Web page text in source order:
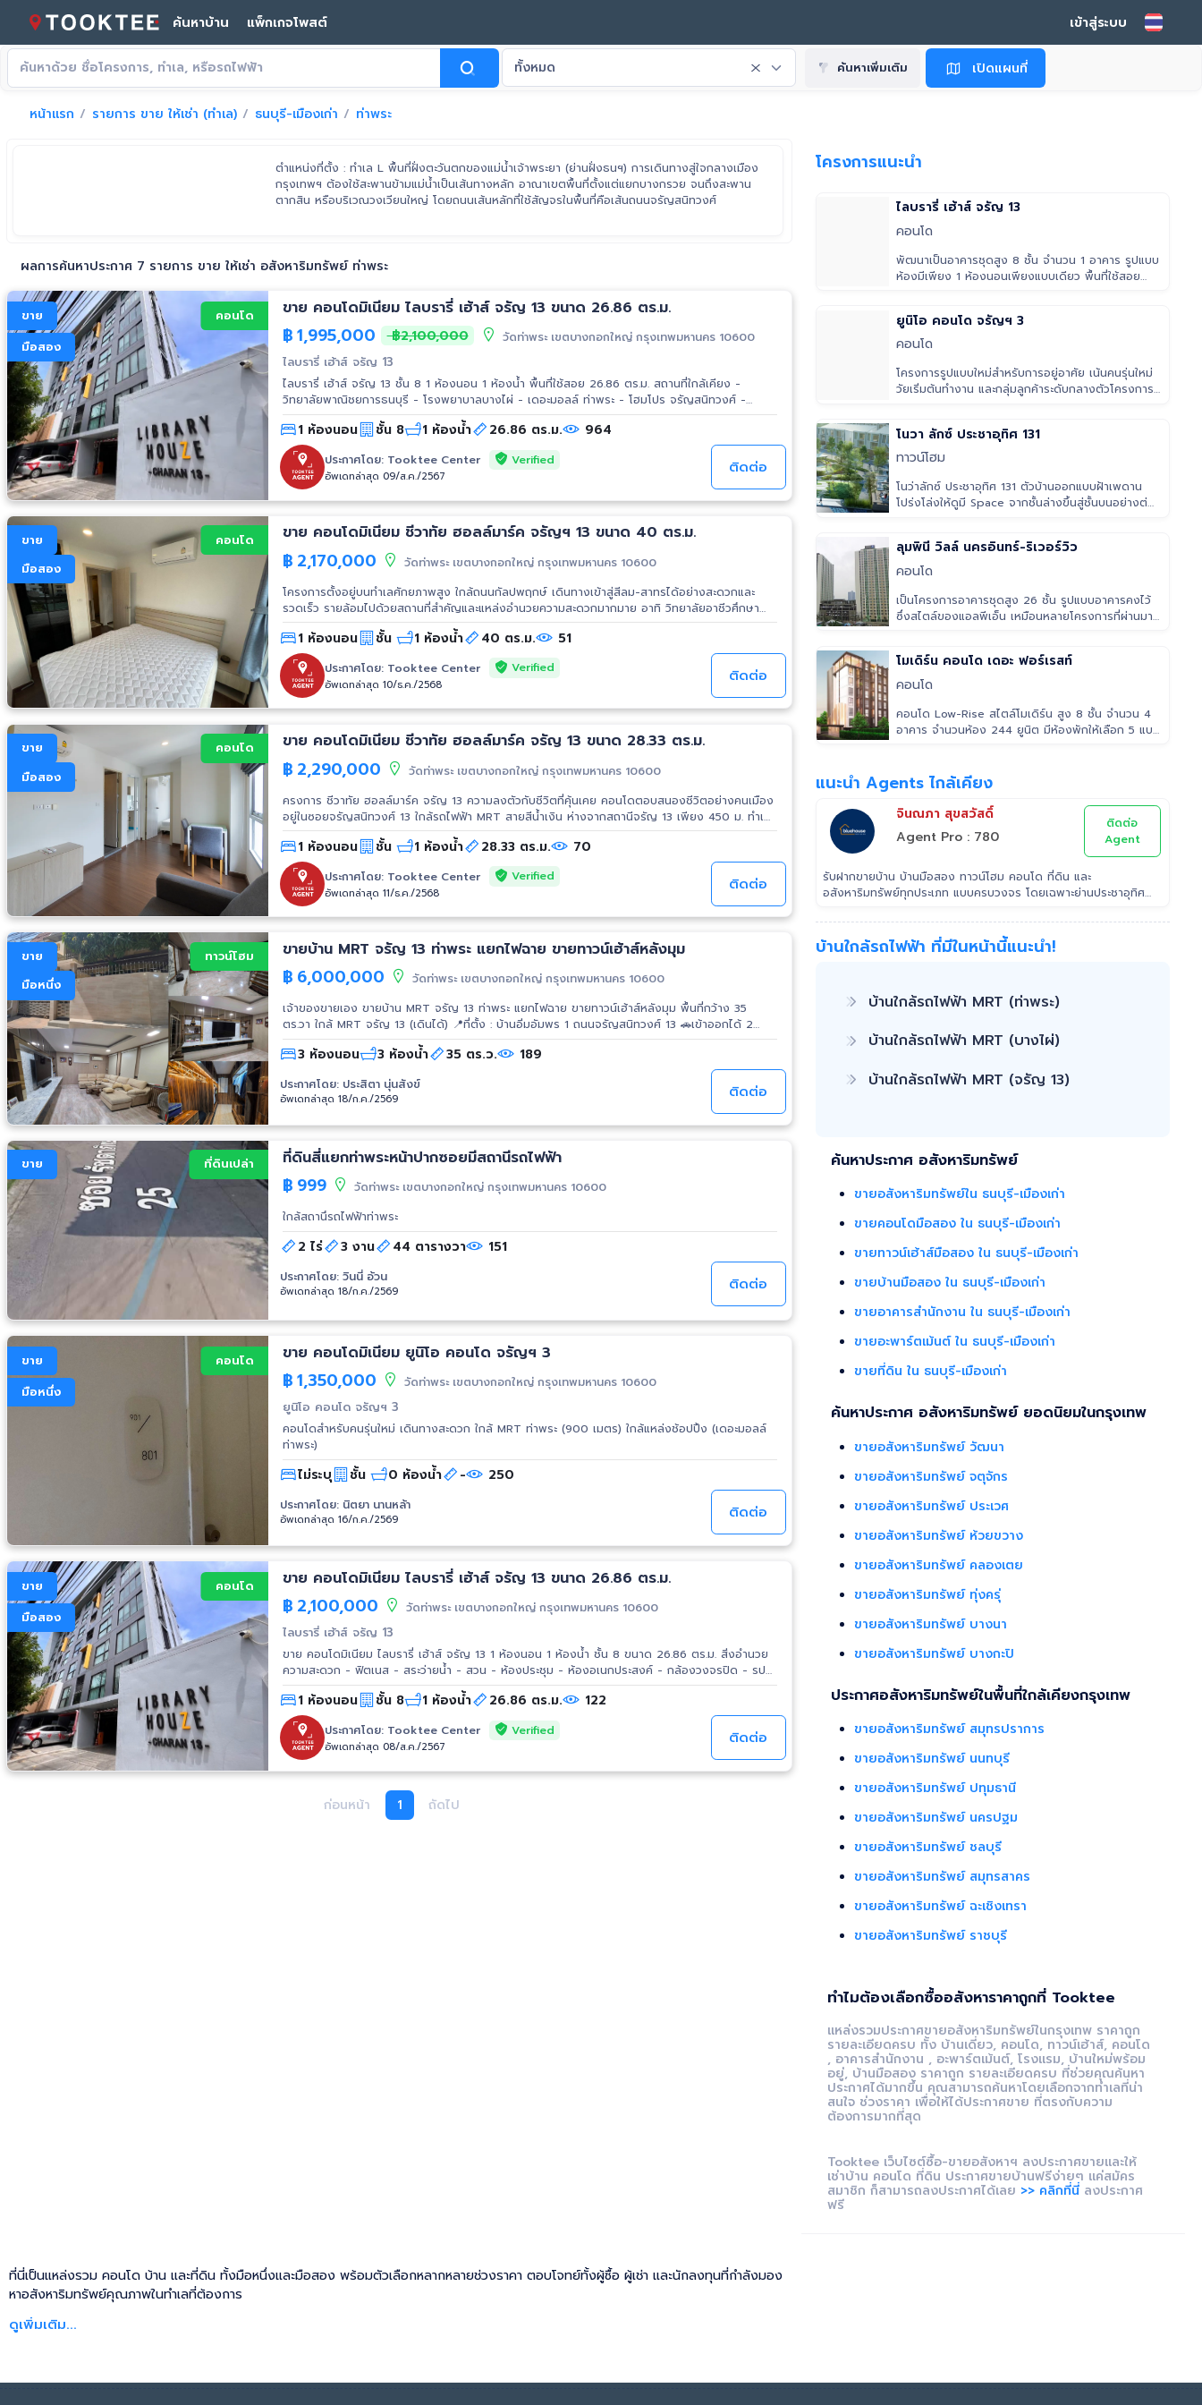
ค้นหาบ้าน แพ็กเกจโพสต์ เข้าสู่ระบบ
ทั้งหมด ค้นหาเพิ่มเติม เปิดแผนที่
หน้าแรก รายการ ขาย ให้เช่า (ทำเล) ธนบุรี-เมืองเก่า ท่าพระ
ตำแหน่งที่ตั้ง : ทำเล L พื้นที่ฝั่งตะวันตกของแม่น้ำเจ้าพระยา (ย่านฝั่งธนฯ) การเดินทางสู่ใจกลางเมือง
กรุงเทพฯ ต้องใช้สะพานข้ามแม่น้ำเป็นเส้นทางหลัก อาณาเขตพื้นที่ตั้งแต่แยกบางกรวย จนถึงสะพาน
ตากสิน หรือบริเวณวงเวียนใหญ่ โดยถนนเส้นหลักที่ใช้สัญจรในพื้นที่คือเส้นถนนจรัญสนิทวงศ์
ผลการค้นหาประกาศ 7 รายการ ขาย ให้เช่า อสังหาริมทรัพย์ ท่าพระ
ขาย
มือสอง
คอนโด ขาย คอนโดมิเนียม ไลบรารี่ เฮ้าส์ จรัญ 13 ขนาด 26.86 ตร.ม.
฿1,995,000 ฿2,100,000 วัดท่าพระ เขตบางกอกใหญ่ กรุงเทพมหานคร 10600
ไลบรารี่ เฮ้าส์ จรัญ 13
ไลบรารี่ เฮ้าส์ จรัญ 13 ชั้น 8 1 ห้องนอน 1 ห้องน้ำ พื้นที่ใช้สอย 26.86 ตร.ม. สถานที่ใกล้เคียง -
วิทยาลัยพาณิชยการธนบุรี - โรงพยาบาลบางไผ่ - เดอะมอลล์ ท่าพระ - โฮมโปร จรัญสนิทวงศ์ -
สถานีรถไฟฟ้า MRT จรัญ 13 - ตลาดนัด วัดหลัง
1 ห้องนอน ชั้น 8 1 ห้องน้ำ 26.86 ตร.ม. 964
ประกาศโดย: Tooktee Center Verified
อัพเดทล่าสุด 09/ส.ค./2567 ติดต่อ
ขาย
มือสอง
คอนโด ขาย คอนโดมิเนียม ชีวาทัย ฮอลล์มาร์ค จรัญฯ 13 ขนาด 40 ตร.ม.
฿ 2,170,000
วัดท่าพระ เขตบางกอกใหญ่ กรุงเทพมหานคร 10600
โครงการตั้งอยู่บนทำเลศักยภาพสูง ใกล้ถนนกัลปพฤกษ์ เดินทางเข้าสู่สีลม-สาทรได้อย่างสะดวกและ
รวดเร็ว รายล้อมไปด้วยสถานที่สำคัญและแหล่งอำนวยความสะดวกมากมาย อาทิ วิทยาลัยอาชีวศึกษา
ธนบุรี โรงพยาบาลพญาไท 3 เซ็นทรัล ปิ่นเกล้า เดอะมอลล์ ท่าพระ และแม็คโคร จรัญสนิทวงศ์
1 ห้องนอน ชั้น 1 ห้องน้ำ 40 ตร.ม. 51
ประกาศโดย: Tooktee Center Verified
อัพเดทล่าสุด 10/ธ.ค./2568 ติดต่อ
ขาย
มือสอง
คอนโด ขาย คอนโดมิเนียม ชีวาทัย ฮอลล์มาร์ค จรัญ 13 ขนาด 28.33 ตร.ม.
฿ 2,290,000
วัดท่าพระ เขตบางกอกใหญ่ กรุงเทพมหานคร 10600
ครงการ ชีวาทัย ฮอลล์มาร์ค จรัญ 13 ความลงตัวกับชีวิตที่คุ้นเคย คอนโดตอบสนองชีวิตอย่างคนเมือง
อยู่ในซอยจรัญสนิทวงศ์ 13 ใกล้รถไฟฟ้า MRT สายสีน้ำเงิน ห่างจากสถานีจรัญ 13 เพียง 450 ม. ทำเล
บนถนนจรัญสนิทวงศ์ กินอยู่หาซื้อของใช้จำเป็นใกล้บ้านได้สะดวก และสามารถเดินทางเข้าเมืองโดย
รถไฟฟ้าได้อย่างง่ายดาย เพียง 9 สถานี ฟังก์ชั่นภายในห้อง • ห้องมุม ระเบียงหันทางทิศตะวันตก •
ห้อง 399/147 ชั้น 7 • ห้องขนาด 28.33 ตร.ม • 1 ห้องนอน • 1 ห้องน้ำ • 1 ห้องรับแขก การตกแต่ง •
เคาเตอร์ครัว • เตาไฟฟ้า • แอร์ 2 ตัว สิ่งที่อำนวยความสะดวก • สระว่ายน้ำ • ฟิตเนส • Co-Working
Sapace • Library Room • Kids Room • เข้า-ออก ระบบ Key Card • Digital door lock • กล้อง
วิทยาลัยเทคโนโลยีสยาม • รร.ไชยฉิมพลีวิทยาคม • รร.ตรีมิตรวิทยา • มหาวิทยาลัยสยาม • รพ.อินเตอร์
เมด • รพ.วิชัยเวช แยกไฟฉาย • รพ.พญาไท 3 • รพ.เพชรเกษม 2 • รพ.เกษมราษฎร์ บางแค การเดิน
ทาง • MRT สถานีจรัญฯ 13 • BRT ราชพฤกษ์ • BTS สถานีตลาดพลู
1 ห้องนอน ชั้น 1 ห้องน้ำ 28.33 ตร.ม. 70
ประกาศโดย: Tooktee Center Verified
อัพเดทล่าสุด 11/ธ.ค./2568 ติดต่อ
ขาย
มือหนึ่ง
ทาวน์โฮม ขายบ้าน MRT จรัญ 13 ท่าพระ แยกไฟฉาย ขายทาวน์เฮ้าส์หลังมุม
฿ 6,000,000
วัดท่าพระ เขตบางกอกใหญ่ กรุงเทพมหานคร 10600
เจ้าของขายเอง ขายบ้าน MRT จรัญ 13 ท่าพระ แยกไฟฉาย ขายทาวน์เฮ้าส์หลังมุม พื้นที่กว้าง 35
ตร.วา ใกล้ MRT จรัญ 13 (เดินได้) 📍ที่ตั้ง : บ้านอิ่มอัมพร 1 ถนนจรัญสนิทวงศ์ 13 🚗เข้าออกได้ 2
ทาง จรัญ 13,11 🩵ขนาดพื้นที่ 35 ตารางวา 🩵พื้นที่ใช้สอย 120 ตารางเมตร 💚รายละเอียด -3 ห้อง
นอน -3 ห้องน้ำ -1 ห้องนั่งเล่น -1 ห้อง Walk-in Closet -ครัวฝรั่ง -ระเบียงกว้าง -จอดรถในบ้านได้ 1
คัน -บ้านหลังมุม พื้นที่เยอะ โปร่งโล่ง -รีโนเวทใหม่ + บิ้วอินทั้งหลัง พร้อมเข้าอยู่ทันที 💙สถานที่ใกล้
เคียง 💙การเดินทาง -ใกล้ รถไฟฟ้า MRT สายสีน้ำเงิน สถานี MRT จรัญ 13 (เดินได้) -มหาวิทยาลัย
สยาม -โรงเรียนวัดท่าพระ -โรงเรียนศึกษานารี -เดอะมอลล์ ท่าพระ -ตลาดพลู -ตลาดวัดท่าพระ -โรง
089-766-9271 ❤️Line ID: sukitsukit
3 ห้องนอน 3 ห้องน้ำ 35 ตร.ว. 189
ประกาศโดย: ประสิตา นุ่นสังข์
อัพเดทล่าสุด 18/ก.ค./2569 ติดต่อ
ขาย ที่ดินเปล่า ที่ดินสี่แยกท่าพระหน้าปากซอยมีสถานีรถไฟฟ้า
฿ 999
วัดท่าพระ เขตบางกอกใหญ่ กรุงเทพมหานคร 10600
ใกล้สถานึรถไฟฟ้าท่าพระ
2 ไร่ 3 งาน 44 ตารางวา 151
ประกาศโดย:วินนี่ อ้วน
อัพเดทล่าสุด 18/ก.ค./2569 ติดต่อ
ขาย
มือหนึ่ง
คอนโด ขาย คอนโดมิเนียม ยูนิโอ คอนโด จรัญฯ 3
฿1,350,000 วัดท่าพระ เขตบางกอกใหญ่ กรุงเทพมหานคร 10600
ยูนิโอ คอนโด จรัญฯ 3
คอนโดสำหรับคนรุ่นใหม่ เดินทางสะดวก ใกล้ MRT ท่าพระ (900 เมตร) ใกล้แหล่งช้อปปิ้ง (เดอะมอลล์
ท่าพระ)
ไม่ระบุ ชั้น 0 ห้องน้ำ - 250
ประกาศโดย: นิตยา นานหล้า
อัพเดทล่าสุด 16/ก.ค./2569 ติดต่อ
ขาย
มือสอง
คอนโด ขาย คอนโดมิเนียม ไลบรารี่ เฮ้าส์ จรัญ 13 ขนาด 26.86 ตร.ม.
฿ 2,100,000 วัดท่าพระ เขตบางกอกใหญ่ กรุงเทพมหานคร 10600
ไลบรารี่ เฮ้าส์ จรัญ 13
ขาย คอนโดมิเนียม ไลบรารี่ เฮ้าส์ จรัญ 13 1 ห้องนอน 1 ห้องน้ำ ชั้น 8 ขนาด 26.86 ตร.ม. สิ่งอำนวย
ความสะดวก - ฟิตเนส - สระว่ายน้ำ - สวน - ห้องประชุม - ห้องอเนกประสงค์ - กล้องวงจรปิด - รปภ.
สถานที่ใกล้เคียง - รร.วัดวิจิตรการนิมิตร - รร.วัดบางเสาธง - รพ.บางไผ่ - รพ.ศรีวิชัย 1 - แม็กซ์แวลู
กัลปพฤกษ์ เมโทรเวสต์ การเดินทาง - ถ.จรัญสนิทวงศ์ - ถ.เพชรเกษม รถไฟฟ้า - MRT สายสีน้ำเงิน
(บางซื่อ-ท่าพระ) สถานีจรัญฯ 13
1 ห้องนอน ชั้น 8 1 ห้องน้ำ 26.86 ตร.ม. 122
ประกาศโดย: Tooktee Center Verified
อัพเดทล่าสุด 08/ส.ค./2567 ติดต่อ
ก่อนหน้า 1 ถัดไป
โครงการแนะนำ
ไลบรารี่ เฮ้าส์ จรัญ 13
คอนโด
พัฒนาเป็นอาคารชุดสูง 8 ชั้น จำนวน 1 อาคาร รูปแบบ
ห้องมีเพียง 1 ห้องนอนเพียงแบบเดียว พื้นที่ใช้สอย
ยูนิโอ คอนโด จรัญฯ 3
คอนโด
โครงการรูปแบบใหม่สำหรับการอยู่อาศัย เน้นคนรุ่นใหม่
วัยเริ่มต้นทำงาน และกลุ่มลูกค้าระดับกลางตัวโครงการ
โนวา ลักซ์ ประชาอุทิศ 131
ทาวน์โฮม
โนว่าลักซ์ ประชาอุทิศ 131 ตัวบ้านออกแบบฝ้าเพดาน
โปร่งโล่งให้ดูมี Space จากชั้นล่างขึ้นสู่ชั้นบนอย่างต่อ
ลุมพินี วิลล์ นครอินทร์-ริเวอร์วิว
คอนโด
เป็นโครงการอาคารชุดสูง 26 ชั้น รูปแบบอาคารคงไว้
ซึ่งสไตล์ของแอลพีเอ็น เหมือนหลายโครงการที่ผ่านมา
โมเดิร์น คอนโด เดอะ ฟอร์เรสท์
คอนโด
คอนโด Low-Rise สไตล์โมเดิร์น สูง 8 ชั้น จำนวน 4
อาคาร จำนวนห้อง 244 ยูนิต มีห้องพักให้เลือก 5 แบบ
แนะนำ Agents ไกล้เคียง
จินณภา สุขสวัสดิ์
Agent Pro : 780
ติดต่อ
Agent
รับฝากขายบ้าน บ้านมือสอง ทาวน์โฮม คอนโด ที่ดิน และ
อสังหาริมทรัพย์ทุกประเภท แบบครบวงจร โดยเฉพาะย่านประชาอุทิศ
ขายบ้านได้อย่างรวดเร็ว เรา เอาใจใส่ ดูแล ลูกค้าในทุกขั้นตอน
ติดต่อ 022953905 Line: @Tooktee
บ้านใกล้รถไฟฟ้า ที่มีในหน้านี้แนะนำ!
บ้านใกล้รถไฟฟ้า MRT (ท่าพระ)
บ้านใกล้รถไฟฟ้า MRT (บางไผ่)
บ้านใกล้รถไฟฟ้า MRT (จรัญ 13)
ค้นหาประกาศ อสังหาริมทรัพย์
ขายอสังหาริมทรัพย์ใน ธนบุรี-เมืองเก่า
ขายคอนโดมือสอง ใน ธนบุรี-เมืองเก่า
ขายทาวน์เฮ้าส์มือสอง ใน ธนบุรี-เมืองเก่า
ขายบ้านมือสอง ใน ธนบุรี-เมืองเก่า
ขายอาคารสำนักงาน ใน ธนบุรี-เมืองเก่า
ขายอะพาร์ตเม้นต์ ใน ธนบุรี-เมืองเก่า
ขายที่ดิน ใน ธนบุรี-เมืองเก่า
ค้นหาประกาศ อสังหาริมทรัพย์ ยอดนิยมในกรุงเทพ
ขายอสังหาริมทรัพย์ วัฒนา
ขายอสังหาริมทรัพย์ จตุจักร
ขายอสังหาริมทรัพย์ ประเวศ
ขายอสังหาริมทรัพย์ ห้วยขวาง
ขายอสังหาริมทรัพย์ คลองเตย
ขายอสังหาริมทรัพย์ ทุ่งครุ่
ขายอสังหาริมทรัพย์ บางนา
ขายอสังหาริมทรัพย์ บางกะปิ
ประกาศอสังหาริมทรัพย์ในพื้นที่ใกล้เคียงกรุงเทพ
ขายอสังหาริมทรัพย์ สมุทรปราการ
ขายอสังหาริมทรัพย์ นนทบุรี
ขายอสังหาริมทรัพย์ ปทุมธานี
ขายอสังหาริมทรัพย์ นครปฐม
ขายอสังหาริมทรัพย์ ชลบุรี
ขายอสังหาริมทรัพย์ สมุทรสาคร
ขายอสังหาริมทรัพย์ ฉะเชิงเทรา
ขายอสังหาริมทรัพย์ ราชบุรี
ทำไมต้องเลือกซื้ออสังหาราคาถูกที่ Tooktee
แหล่งรวมประกาศขายอสังหาริมทรัพย์ในกรุงเทพ ราคาถูก
รายละเอียดครบ ทั้ง บ้านเดี่ยว, คอนโด, ทาวน์เฮ้าส์, คอนโด
, อาคารสำนักงาน , อะพาร์ตเม้นต์, โรงแรม, บ้านใหม่พร้อม
อยู่, บ้านมือสอง ราคาถูก รายละเอียดครบ ที่ช่วยคุณค้นหา
ประกาศได้มากขึ้น คุณสามารถค้นหาโดยเลือกจากทำเลที่น่า
สนใจ ช่วงราคา เพื่อให้ได้ประกาศขาย ที่ตรงกับความ
ต้องการมากที่สุด
Tooktee เว็บไซต์ซื้อ-ขายอสังหาฯ ลงประกาศขายและให้
เช่าบ้าน คอนโด ที่ดิน ประกาศขายบ้านฟรีง่ายๆ แค่สมัคร
สมาชิก ก็สามารถลงประกาศได้เลย >> คลิกที่นี่ ลงประกาศ
ฟรี
ที่นี่เป็นแหล่งรวม คอนโด บ้าน และที่ดิน ทั้งมือหนึ่งและมือสอง พร้อมตัวเลือกหลากหลายช่วงราคา ตอบโจทย์ทั้งผู้ซื้อ ผู้เช่า และนักลงทุนที่กำลังมอง
หาอสังหาริมทรัพย์คุณภาพในทำเลที่ต้องการ
ดูเพิ่มเติม...